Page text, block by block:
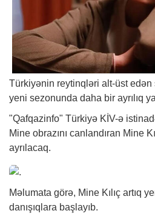
Türkiyənin reytinqləri alt-üst edən
yeni sezonunda daha bir ayrılıq
"Qafqazinfo" Türkiyə KİV-ə
Mine obrazını canlandıran Mine
ayrılacaq.
Məlumata görə, Mine Kılıç artıq
danışıqlara başlayıb.